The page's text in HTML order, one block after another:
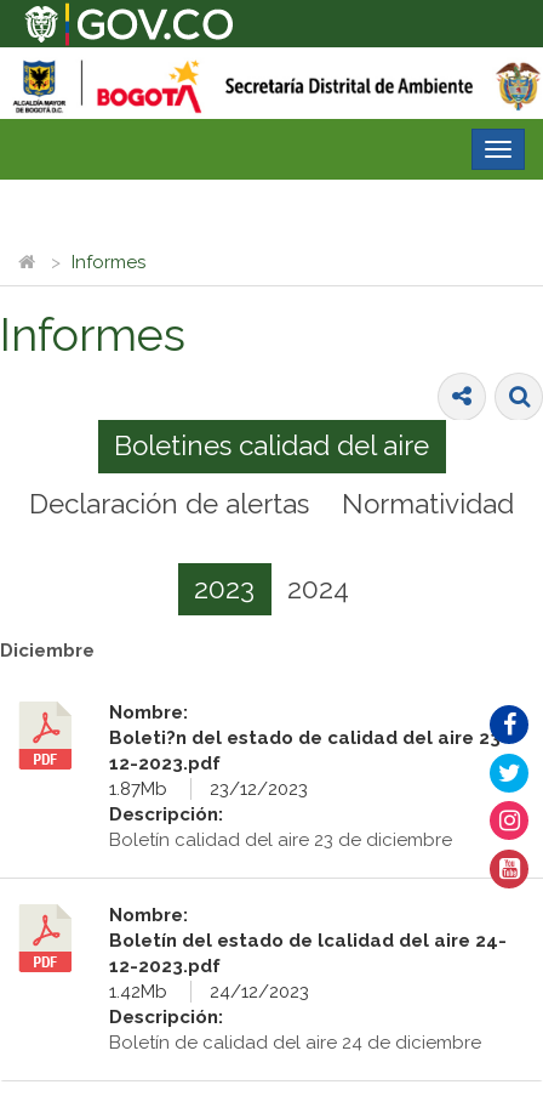
Informes
Informes
Boletines calidad del aire
Declaración de alertas
Normatividad
2023 2024
Diciembre
Nombre:
Boleti?n del estado de calidad del aire 23-
12-2023.pdf
1.87Mb
23/12/2023
Descripción:
Boletín calidad del aire 23 de diciembre
Nombre:
Boletín del estado de lcalidad del aire 24-
12-2023.pdf
1.42Mb
24/12/2023
Descripción:
Boletín de calidad del aire 24 de diciembre